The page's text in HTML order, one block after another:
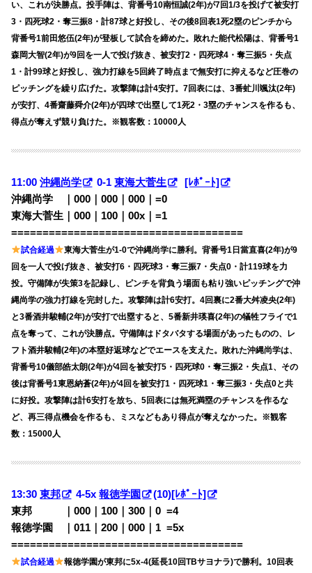
い、これが決勝点。投手陣は、背番号10南恒誠(2年)が7回1/3を投げて被安打
3・四死球2・奪三振8・計87球と好投し、その後8回表1死2塁のピンチから
背番号1前田悠伍(2年)が登板して試合を締めた。敗れた能代松陽は、背番号1
森岡大智(2年)が9回を一人で投げ抜き、被安打2・四死球4・奪三振5・失点
1・計99球と好投し、強力打線を5回終了時点まで無安打に抑えるなど圧巻の
ピッチングを繰り広げた。攻撃陣は計4安打。7回表には、3番虻川颯汰(2年)
が安打、4番齋藤舜介(2年)が四球で出塁して1死2・3塁のチャンスを作るも、
得点が奪えず競り負けた。※観客数：10000人
11:00沖縄尚学 0-1東海大菅生
[ﾚﾎﾟｰﾄ]
沖縄尚学 ｜000｜000｜000｜=0
東海大菅生｜000｜100｜00x｜=1
=====================================
試合経過
東海大菅生が1-0で沖縄尚学に勝利。背番号1日當直喜(2年)が9
回を一人で投げ抜き、被安打6・四死球3・奪三振7・失点0・計119球を力
投。守備陣が失策3を記録し、ピンチを背負う場面も粘り強いピッチングで沖
縄尚学の強力打線を完封した。攻撃陣は計6安打。4回裏に2番大舛凌央(2年)
と3番酒井駿輔(2年)が安打で出塁すると、5番新井瑛喜(2年)の犠牲フライで1
点を奪って、これが決勝点。守備陣はドタバタする場面があったものの、レ
フト酒井駿輔(2年)の本塁好返球などでエースを支えた。敗れた沖縄尚学は、
背番号10儀部皓太朗(2年)が4回を被安打5・四死球0・奪三振2・失点1、その
後は背番号1東恩納蒼(2年)が4回を被安打1・四死球1・奪三振3・失点0と共
に好投。攻撃陣は計6安打を放ち、5回表には無死満塁のチャンスを作るな
ど、再三得点機会を作るも、ミスなどもあり得点が奪えなかった。※観客
数：15000人
13:30東邦 4-5x報徳学園 (10)[ﾚﾎﾟｰﾄ]
東邦 ｜000｜100｜300｜0 0=4
報徳学園 ｜011｜200｜000｜1 0=5x
=====================================
試合経過
報徳学園が東邦に5x-4(延長10回TBサヨナラ)で勝利。10回表